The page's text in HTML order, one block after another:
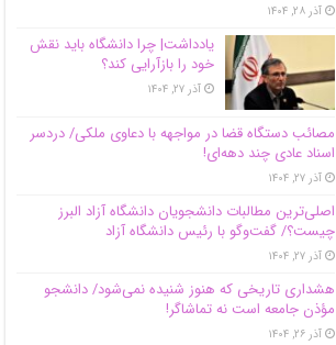
آذر ۲۸, ۱۴۰۴
یادداشت| چرا دانشگاه باید نقش
خود را بازآرایی کند؟
آذر ۲۷, ۱۴۰۴
مصائب دستگاه قضا در مواجهه با دعاوی ملکی/ دردسر
اسناد عادی چند‌ دهه‌ای!
آذر ۲۷, ۱۴۰۴
اصلی‌ترین مطالبات دانشجویان دانشگاه آزاد البرز
چیست؟/ گفت‌وگو با رئیس دانشگاه آز‌اد
آذر ۲۷, ۱۴۰۴
هشداری تاریخی که هنوز شنیده نمی‌شود/ دانشجو
مؤذن جامعه است نه تماشاگر!
آذر ۲۶, ۱۴۰۴